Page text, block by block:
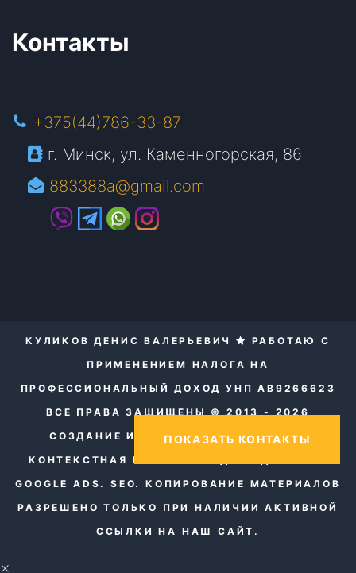
Контакты
+375(44)786-33-87
г. Минск, ул. Каменногорская, 86
883388a@gmail.com
КУЛИКОВ ДЕНИС ВАЛЕРЬЕВИЧ
РАБОТАЮ С
ПРИМЕНЕНИЕМ НАЛОГА НА
ПРОФЕССИОНАЛЬНЫЙ ДОХОД УНП AB9266623
ВСЕ ПРАВА ЗАЩИЩЕНЫ © 2013 - 2026
СОЗДАНИЕ И ПРОДВИЖЕНИЕ САЙТОВ.
КОНТЕКСТНАЯ РЕКЛАМА ЯНДЕКС ДИРЕКТ И
GOOGLE ADS. SEO. КОПИРОВАНИЕ МАТЕРИАЛОВ
РАЗРЕШЕНО ТОЛЬКО ПРИ НАЛИЧИИ АКТИВНОЙ
ССЫЛКИ НА НАШ САЙТ.
ПОКАЗАТЬ КОНТАКТЫ
×